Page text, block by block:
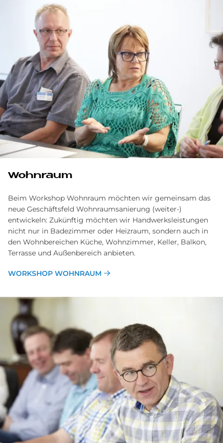
Wohnraum
Beim Workshop Wohnraum möchten wir gemeinsam das
neue Geschäftsfeld Wohnraumsanierung (weiter-)
entwickeln: Zukünftig möchten wir Handwerksleistungen
nicht nur in Badezimmer oder Heizraum, sondern auch in
den Wohnbereichen Küche, Wohnzimmer, Keller, Balkon,
Terrasse und Außenbereich anbieten.
WORKSHOP WOHNRAUM